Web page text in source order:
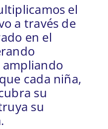
el
a través de
en el
cada niña,
su
su